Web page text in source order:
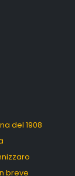
del 1908
breve